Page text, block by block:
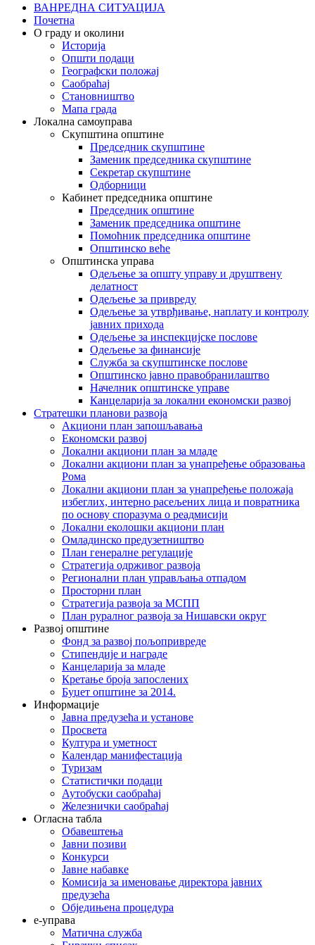
ВАНРЕДНА СИТУАЦИЈА
Почетна
О граду и околини
Историја
Општи подаци
Географски положај
Саобраћај
Становништво
Мапа града
Локална самоуправа
Скупштина општине
Председник скупштине
Заменик председника скупштине
Секретар скупштине
Одборници
Кабинет председника општине
Председник општине
Заменик председника општине
Помоћник председника општине
Општинско веће
Општинска управа
Одељење за општу управу и друштвену
делатност
Одељење за привреду
Одељење за утврђивање, наплату и контролу
јавних прихода
Одељење за инспекцијске послове
Одељење за финансије
Служба за скупштинске послове
Општинско јавно правобранилаштво
Начелник општинске управе
Канцеларија за локални економски развој
Стратешки планови развоја
Акциони план запошљавања
Економски развој
Локални акциони план за младе
Локални акциони план за унапређење образовања
Рома
Локални акциони план за унапређење положаја
избеглих, интерно расељених лица и повратника
по основу споразума о реадмисији
Локални еколошки акциони план
Омладинско предузетништво
План генералне регулације
Стратегија одрживог развоја
Регионални план управљања отпадом
Просторни план
Стратегија развоја за МСПП
План руралног развоја за Нишавски округ
Развој општине
Фонд за развој пољопривреде
Стипендије и награде
Канцеларија за младе
Кретање броја запослених
Буџет општине за 2014.
Информације
Јавна предузећа и установе
Просвета
Култура и уметност
Календар манифестација
Туризам
Статистички подаци
Аутобуски саобраћај
Железнички саобраћај
Огласна табла
Обавештења
Јавни позиви
Конкурси
Јавне набавке
Комисија за именовање директора јавних
предузећа
Обједињена процедура
е-управа
Матична служба